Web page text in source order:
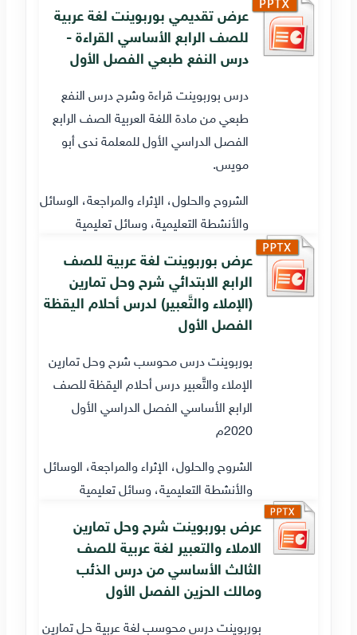
عرض تقديمي بوربوينت لغة عربية
للصف الرابع الأساسي القراءة -
درس النفع طبعي الفصل الأول
درس بوربوينت قراءة وشرح درس النفع
طبعي من مادة اللغة العربية الصف الرابع
الفصل الدراسي الأول للمعلمة ندى أبو
مويس.
الشروح والحلول، الإثراء والمراجعة، الوسائل
والأنشطة التعليمية، وسائل تعليمية
عرض بوربوينت لغة عربية للصف
الرابع الابتدائي شرح وحل تمارين
(الإملاء والتَّعبير) لدرس أحلام اليقظة
الفصل الأول
بوربوينت درس محوسب شرح وحل تمارين
الإملاء والتَّعبير درس أحلام اليقظة للصف
الرابع الأساسي الفصل الدراسي الأول
2020م
الشروح والحلول، الإثراء والمراجعة، الوسائل
والأنشطة التعليمية، وسائل تعليمية
عرض بوربوينت شرح وحل تمارين
الاملاء والتعبير لغة عربية للصف
الثالث الأساسي من درس الذئب
ومالك الحزين الفصل الأول
بوربوينت درس محوسب لغة عربية حل تمارين